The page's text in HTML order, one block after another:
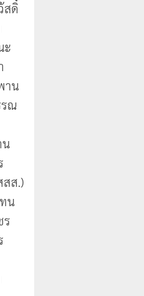
สดิ์
ะ
าน
ณ
น
ส.)
น
ร